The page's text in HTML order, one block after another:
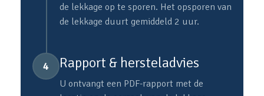
de lekkage op te sporen. Het opsporen van
de lekkage duurt gemiddeld 2 uur.
4 Rapport & hersteladvies
U ontvangt een PDF-rapport met de